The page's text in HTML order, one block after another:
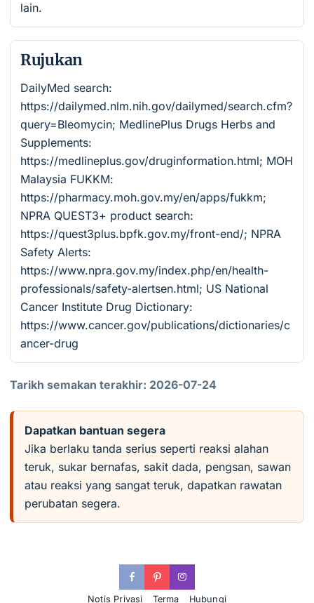
lain.
Rujukan
DailyMed search:
https://dailymed.nlm.nih.gov/dailymed/search.cfm?
query=Bleomycin; MedlinePlus Drugs Herbs and
Supplements:
https://medlineplus.gov/druginformation.html; MOH
Malaysia FUKKM:
https://pharmacy.moh.gov.my/en/apps/fukkm;
NPRA QUEST3+ product search:
https://quest3plus.bpfk.gov.my/front-end/; NPRA
Safety Alerts:
https://www.npra.gov.my/index.php/en/health-
professionals/safety-alertsen.html; US National
Cancer Institute Drug Dictionary:
https://www.cancer.gov/publications/dictionaries/c
ancer-drug
Tarikh semakan terakhir: 2026-07-24
Dapatkan bantuan segera
Jika berlaku tanda serius seperti reaksi alahan
teruk, sukar bernafas, sakit dada, pengsan, sawan
atau reaksi yang sangat teruk, dapatkan rawatan
perubatan segera.
Notis Privasi Terma Hubungi